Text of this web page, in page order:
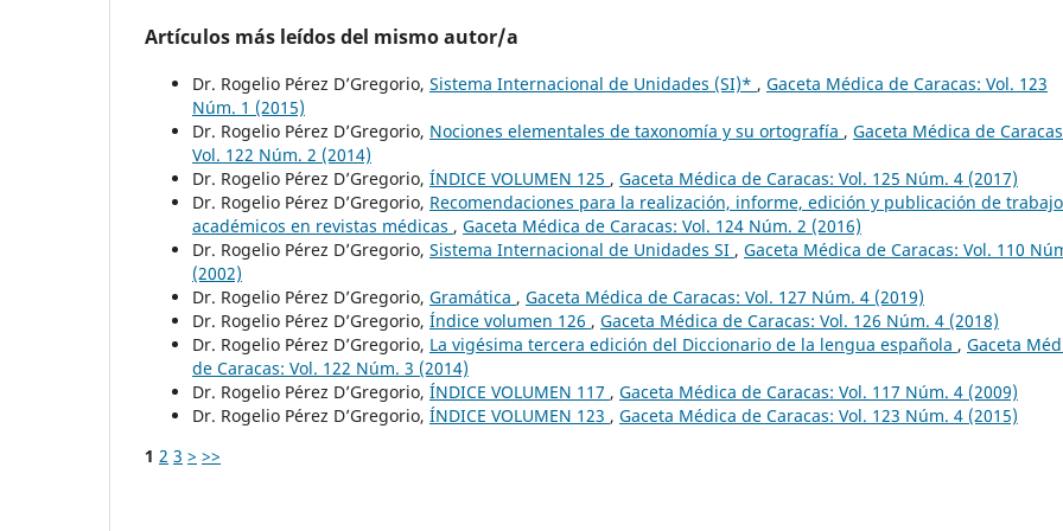
Artículos más leídos del mismo autor/a
Dr. Rogelio Pérez D’Gregorio, Sistema Internacional de Unidades (SI)* , Gaceta Médica de Caracas: Vol. 123
Núm. 1 (2015)
Dr. Rogelio Pérez D’Gregorio, Nociones elementales de taxonomía y su ortografía , Gaceta Médica de
Vol. 122 Núm. 2 (2014)
Dr. Rogelio Pérez D’Gregorio, ÍNDICE VOLUMEN 125 , Gaceta Médica de Caracas: Vol. 125 Núm. 4 (2017)
Dr. Rogelio Pérez D’Gregorio, Recomendaciones para la realización, informe, edición y publicación de
académicos en revistas médicas , Gaceta Médica de Caracas: Vol. 124 Núm. 2 (2016)
Dr. Rogelio Pérez D’Gregorio, Sistema Internacional de Unidades SI , Gaceta Médica de Caracas: Vol. 110
(2002)
Dr. Rogelio Pérez D’Gregorio, Gramática , Gaceta Médica de Caracas: Vol. 127 Núm. 4 (2019)
Dr. Rogelio Pérez D’Gregorio, Índice volumen 126 , Gaceta Médica de Caracas: Vol. 126 Núm. 4 (2018)
Dr. Rogelio Pérez D’Gregorio, La vigésima tercera edición del Diccionario de la lengua española , Gaceta
de Caracas: Vol. 122 Núm. 3 (2014)
Dr. Rogelio Pérez D’Gregorio, ÍNDICE VOLUMEN 117 , Gaceta Médica de Caracas: Vol. 117 Núm. 4 (2009)
Dr. Rogelio Pérez D’Gregorio, ÍNDICE VOLUMEN 123 , Gaceta Médica de Caracas: Vol. 123 Núm. 4 (2015)
1 2 3 > >>